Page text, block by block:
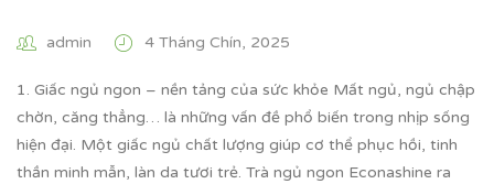
admin 4 Tháng Chín, 2025
1. Giấc ngủ ngon – nền tảng của sức khỏe Mất ngủ, ngủ chập
chờn, căng thẳng… là những vấn đề phổ biến trong nhịp sống
hiện đại. Một giấc ngủ chất lượng giúp cơ thể phục hồi, tinh
thần minh mẫn, làn da tươi trẻ. Trà ngủ ngon Econashine ra